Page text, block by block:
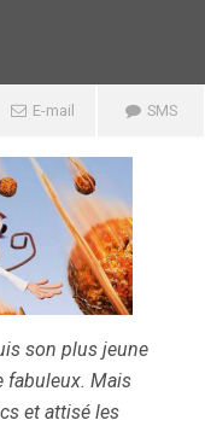
E-mail SMS
son plus jeune
fabuleux. Mais
et attisé les